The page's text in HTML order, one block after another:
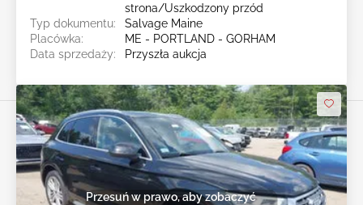
strona/Uszkodzony przód
Typ dokumentu:
Salvage Maine
Placówka:
ME - PORTLAND - GORHAM
Data sprzedaży:
Przyszła aukcja
Przesuń w prawo, aby zobaczyć